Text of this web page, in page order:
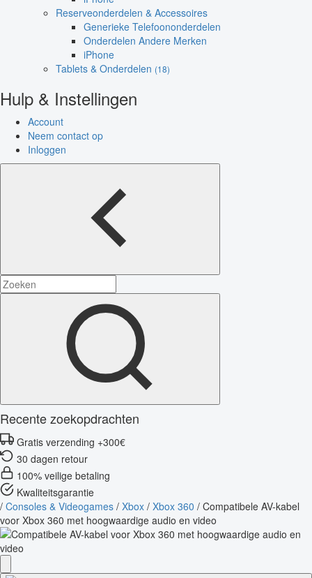
Reserveonderdelen & Accessoires
Generieke Telefoononderdelen
Onderdelen Andere Merken
iPhone
Tablets & Onderdelen (18)
Hulp & Instellingen
Account
Neem contact op
Inloggen
Recente zoekopdrachten
Gratis verzending +300€
30 dagen retour
100% veilige betaling
Kwaliteitsgarantie
/ Consoles & Videogames / Xbox / Xbox 360 / Compatibele AV-kabel
voor Xbox 360 met hoogwaardige audio en video